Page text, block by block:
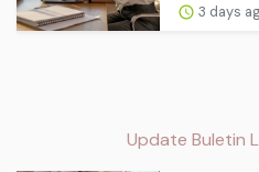
3 days
Update Buletin